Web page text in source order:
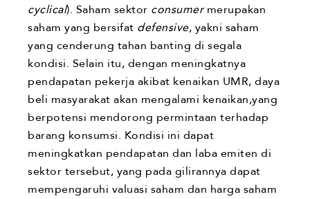
cyclical). Saham sektor consumermerupakan
saham yang bersifat defensive, yakni saham
yang cenderung tahan banting di segala
kondisi. Selain itu, dengan meningkatnya
pendapatan pekerja akibat kenaikan UMR, daya
beli masyarakat akan mengalami kenaikan,yang
berpotensi mendorong permintaan terhadap
barang konsumsi. Kondisi ini dapat
meningkatkan pendapatan dan laba emiten di
sektor tersebut, yang pada gilirannya dapat
mempengaruhi valuasi saham dan harga saham